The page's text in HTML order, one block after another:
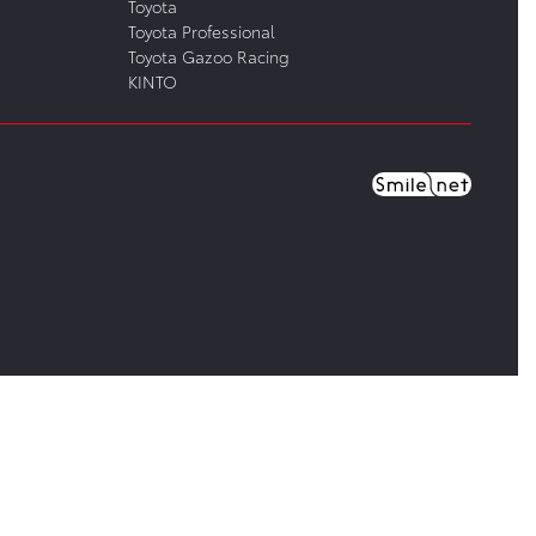
Toyota
Toyota Professional
Toyota Gazoo Racing
KINTO